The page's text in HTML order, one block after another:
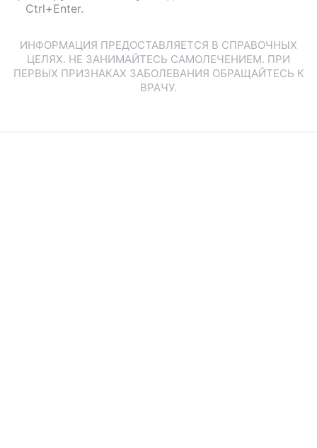
Ctrl+Enter.
ИНФОРМАЦИЯ ПРЕДОСТАВЛЯЕТСЯ В СПРАВОЧНЫХ
ЦЕЛЯХ. НЕ ЗАНИМАЙТЕСЬ САМОЛЕЧЕНИЕМ. ПРИ
ПЕРВЫХ ПРИЗНАКАХ ЗАБОЛЕВАНИЯ ОБРАЩАЙТЕСЬ К
ВРАЧУ.